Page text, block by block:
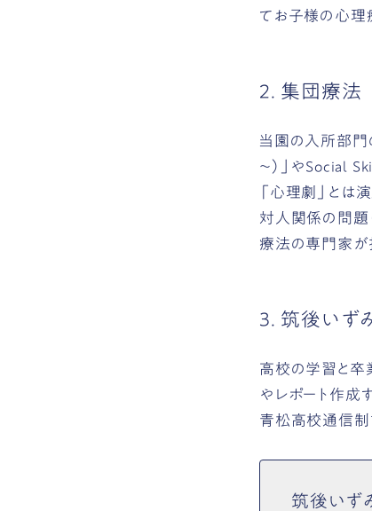
てお子様の心理
2. 集団療法
当園の入所部門
～）」やSocial
「心理劇」と
対人関係の問題
療法の専門家が
3. 筑後いず
高校の学習と卒
やレポート作成
青松高校通信制
筑後いず